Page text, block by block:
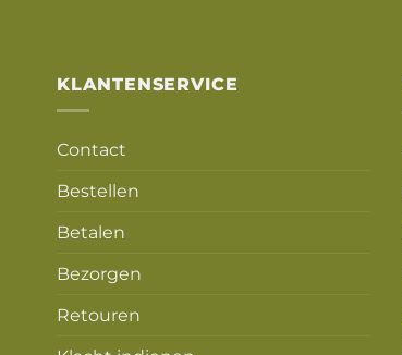
KLANTENSERVICE
Contact
Bestellen
Betalen
Bezorgen
Retouren